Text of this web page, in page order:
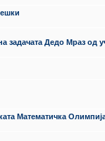
задачата Дедо Мраз од
Математичка